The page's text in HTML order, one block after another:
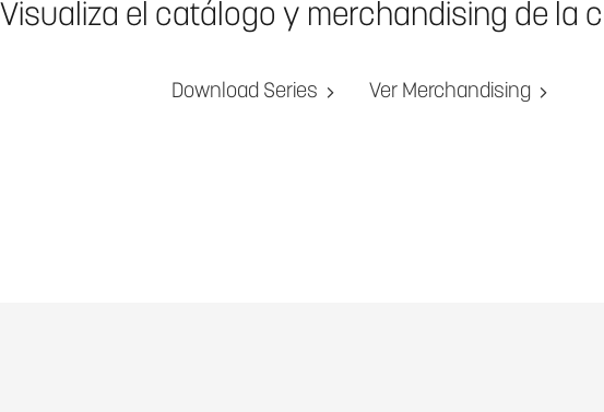
Visualiza el catálogo y merchandising de la
Download Series Ver Merchandising